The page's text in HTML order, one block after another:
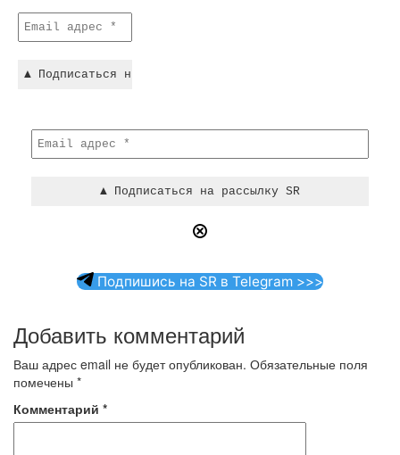
Подпишись на SR в Telegram >>>
Добавить комментарий
Ваш адрес email не будет опубликован. Обязательные поля
помечены *
Комментарий *